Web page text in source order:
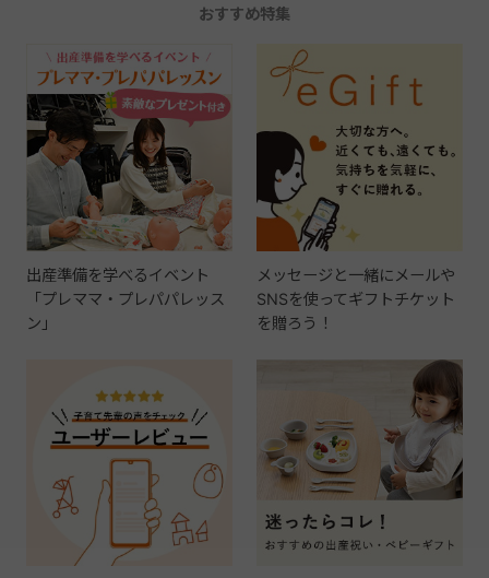
おすすめ特集
出産準備を学べるイベント
「プレママ・プレパパレッス
ン」
メッセージと一緒にメールや
SNSを使ってギフトチケット
を贈ろう！